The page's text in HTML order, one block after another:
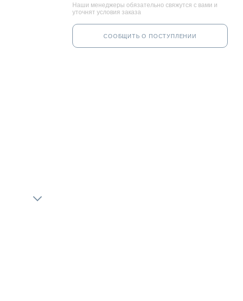
Наши менеджеры обязательно свяжутся с вами и
уточнят условия заказа
СООБЩИТЬ О ПОСТУПЛЕНИИ